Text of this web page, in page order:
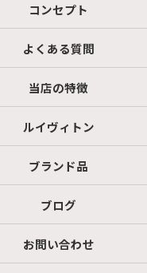
コンセプト
よくある質問
当店の特徴
ルイヴィトン
ブランド品
ブログ
お問い合わせ